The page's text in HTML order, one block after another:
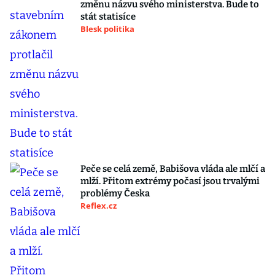
změnu názvu svého ministerstva. Bude to
stát statisíce
Blesk politika
Peče se celá země, Babišova vláda ale mlčí a
mlží. Přitom extrémy počasí jsou trvalými
problémy Česka
Reflex.cz